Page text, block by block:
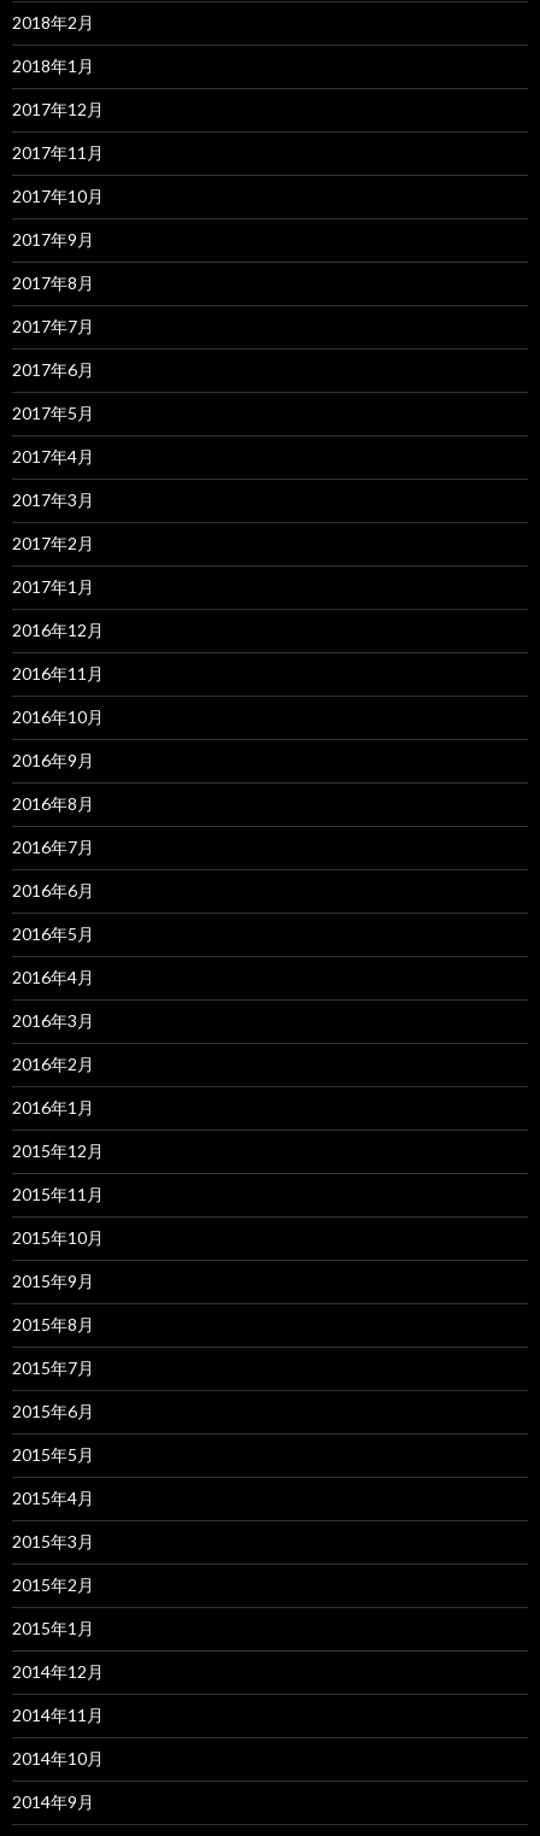
2018年2月
2018年1月
2017年12月
2017年11月
2017年10月
2017年9月
2017年8月
2017年7月
2017年6月
2017年5月
2017年4月
2017年3月
2017年2月
2017年1月
2016年12月
2016年11月
2016年10月
2016年9月
2016年8月
2016年7月
2016年6月
2016年5月
2016年4月
2016年3月
2016年2月
2016年1月
2015年12月
2015年11月
2015年10月
2015年9月
2015年8月
2015年7月
2015年6月
2015年5月
2015年4月
2015年3月
2015年2月
2015年1月
2014年12月
2014年11月
2014年10月
2014年9月